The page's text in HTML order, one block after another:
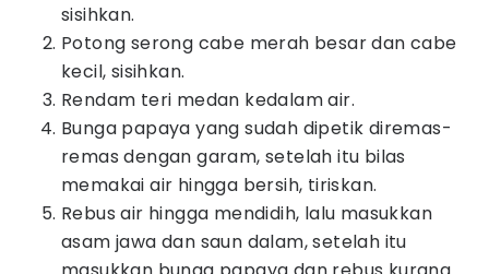
sisihkan.
Potong serong cabe merah besar dan cabe
kecil, sisihkan.
Rendam teri medan kedalam air.
Bunga papaya yang sudah dipetik diremas-
remas dengan garam, setelah itu bilas
memakai air hingga bersih, tiriskan.
Rebus air hingga mendidih, lalu masukkan
asam jawa dan saun dalam, setelah itu